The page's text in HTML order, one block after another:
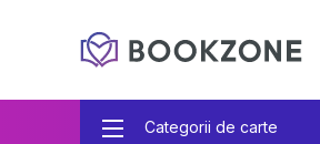
Categorii de carte